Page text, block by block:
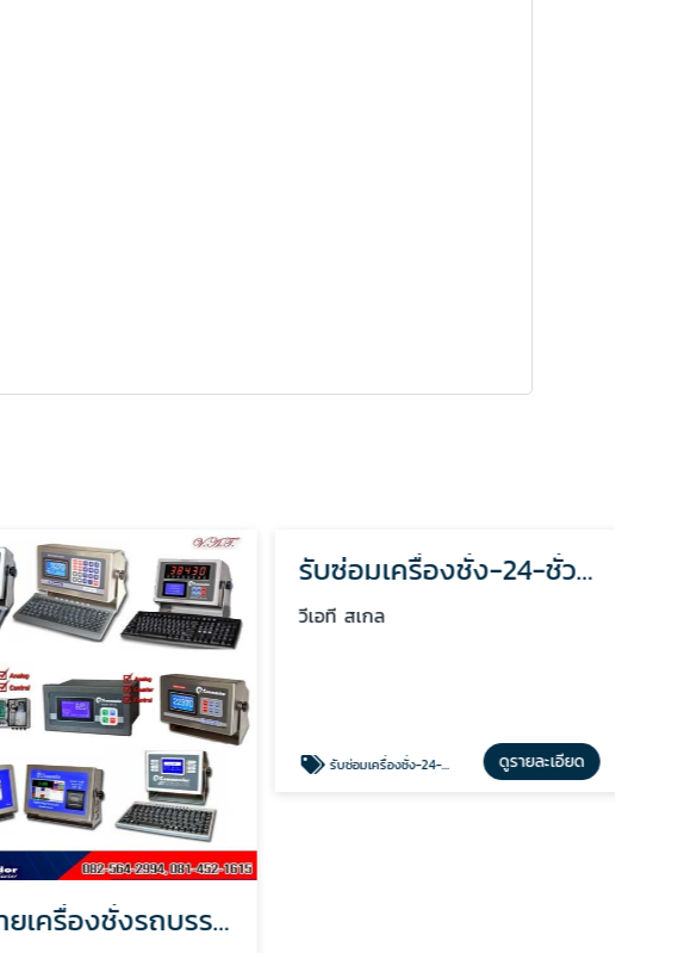
จำหน่ายเครื่องชั่งรถบรรทุก-สมุทรปราการ